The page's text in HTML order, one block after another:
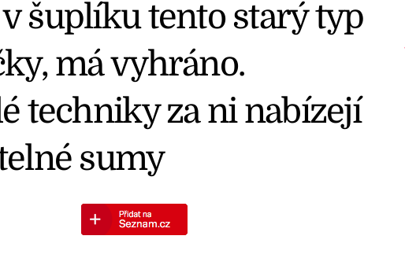
šuplíku tento starý typ
má vyhráno.
techniky za ni nabízejí
sumy